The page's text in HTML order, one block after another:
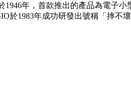
年，首款推出的產品為電子
1983年成功研發出號稱「摔不